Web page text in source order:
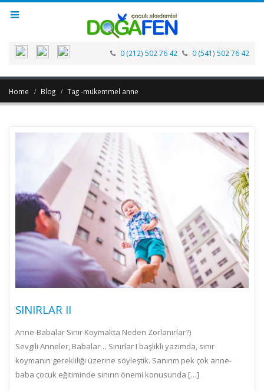
0 (212) 502 76 42 0 (541) 502 76 42
Home Blog Tag -mükemmel anne
SINIRLAR II
Anne-Babalar Sınır Koymakta Neden Zorlanırlar?)
Sevgili Anneler, Babalar… Sınırlar I başlıklı yazımda, sınır
koymanın gerekliliği üzerine söyleştik. Sanırım pek çok anne-
baba çocuk eğitiminde sınırın önemi konusunda […]